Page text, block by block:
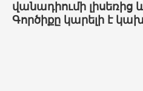
վանադիումի լիսեռից
Գործիքը կարելի է